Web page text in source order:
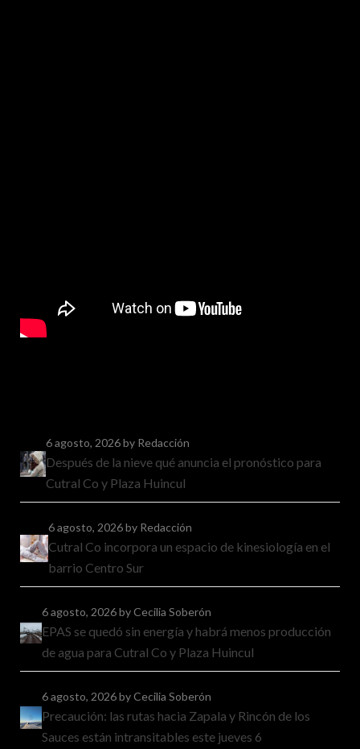
6 agosto, 2026by Redacción
Después de la nieve qué anuncia el pronóstico para
Cutral Co y Plaza Huincul
6 agosto, 2026by Redacción
Cutral Co incorpora un espacio de kinesiología en el
barrio Centro Sur
6 agosto, 2026by Cecilia Soberón
EPAS se quedó sin energía y habrá menos producción
de agua para Cutral Co y Plaza Huincul
6 agosto, 2026by Cecilia Soberón
Precaución: las rutas hacia Zapala y Rincón de los
Sauces están intransitables este jueves 6